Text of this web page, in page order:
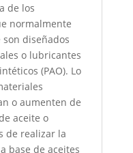
de los
normalmente
diseñados
o lubricantes
(PAO). Lo
o aumenten de
aceite o
de realizar la
base de aceites